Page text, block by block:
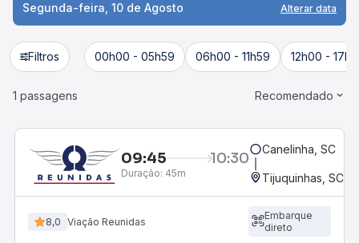
Segunda-feira, 10 de Agosto Alterar data
Filtros 00h00 - 05h59 06h00 - 11h59 12h00 -
1 passagens Recomendado
09:45 10:30
Duração: 45m
Canelinha, SC
Tijuquinhas, SC
8,0 Viação Reunidas
Embarque
direto